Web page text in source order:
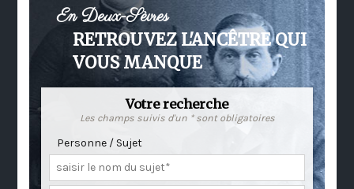
En Deux-Sèvres
RETROUVEZ L'ANCÊTRE QUI
VOUS MANQUE
Votre recherche
Les champs suivis d'un * sont obligatoires
Personne / Sujet